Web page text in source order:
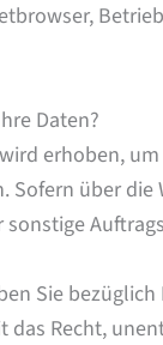
Daten?
erhoben,
Sofern über
Sie bezüglich
das Recht,